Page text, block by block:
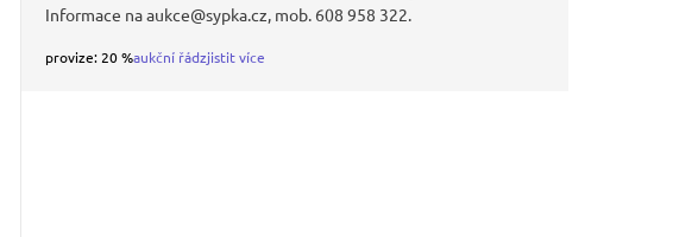
Informace na aukce@sypka.cz, mob. 608 958 322.
provize: 20 %aukční řádzjistit více